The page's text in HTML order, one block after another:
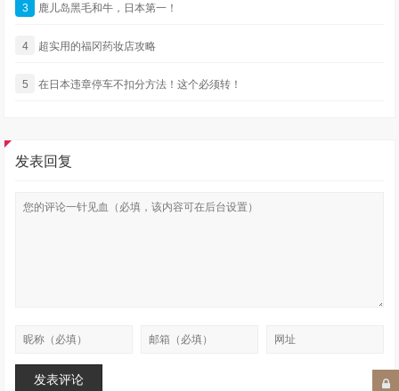
3 鹿儿岛黑毛和牛，日本第一！
4 超实用的福冈药妆店攻略
5 在日本违章停车不扣分方法！这个必须转！
发表回复